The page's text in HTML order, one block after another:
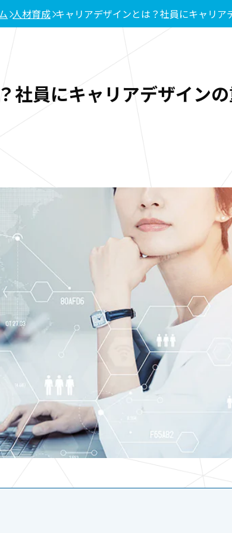
人材育成 キャリアデザインとは？社員にキャリア
社員にキャリアデザイン